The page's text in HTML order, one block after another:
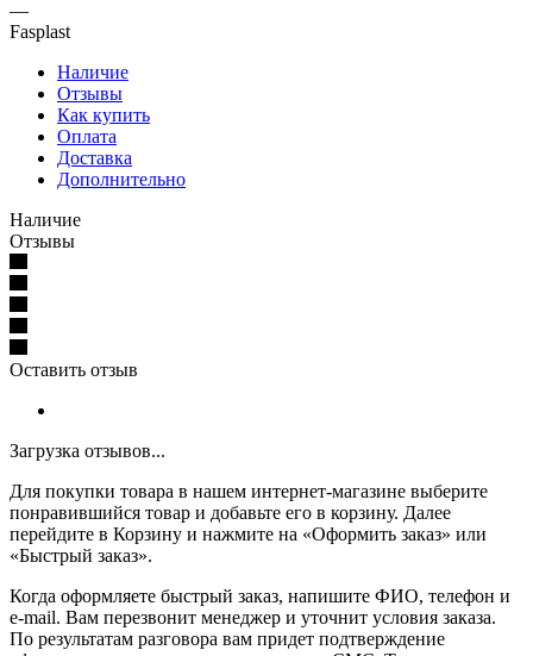
—
Fasplast
Наличие
Отзывы
Как купить
Оплата
Доставка
Дополнительно
Наличие
Отзывы
Оставить отзыв
Загрузка отзывов...
Для покупки товара в нашем интернет-магазине выберите
понравившийся товар и добавьте его в корзину. Далее
перейдите в Корзину и нажмите на «Оформить заказ» или
«Быстрый заказ».
Когда оформляете быстрый заказ, напишите ФИО, телефон и
e-mail. Вам перезвонит менеджер и уточнит условия заказа.
По результатам разговора вам придет подтверждение